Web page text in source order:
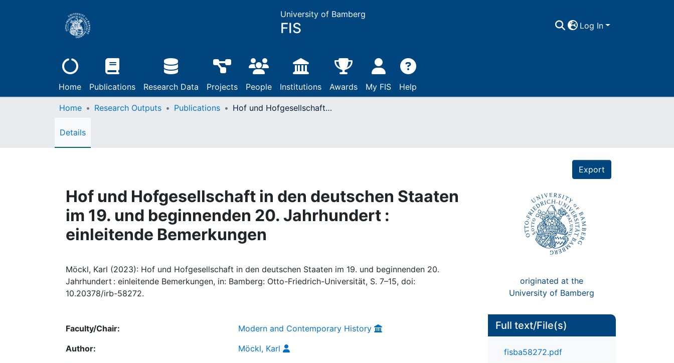
University of Bamberg
FIS Log In
Home Publications Research Data Projects People Institutions Awards My FIS Help
Home Research Outputs Publications Hof und Hofgesellschaft in den deutschen Staaten im 19. und beginnenden 20. Jahrhundert : einleitende Bemerkungen
Details
Export
Hof und Hofgesellschaft in den deutschen Staaten
im 19. und beginnenden 20. Jahrhundert :
einleitende Bemerkungen
Möckl, Karl (2023): Hof und Hofgesellschaft in den deutschen Staaten im 19. und beginnenden 20.
Jahrhundert : einleitende Bemerkungen, in: Bamberg: Otto-Friedrich-Universität, S. 7–15, doi:
10.20378/irb-58272.
originated at the
University of Bamberg
Faculty/Chair:
Modern and Contemporary History
Author:
Möckl, Karl
Full text/File(s)
fisba58272.pdf